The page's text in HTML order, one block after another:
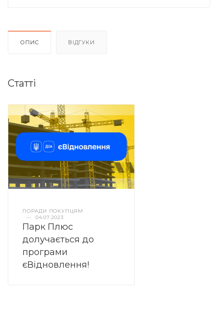
ОПИС ВІДГУКИ
Статті
ПОРАДИ ПОКУПЦЯМ
—
04.07.2023
Парк Плюс
долучається до
програми
єВідновлення!